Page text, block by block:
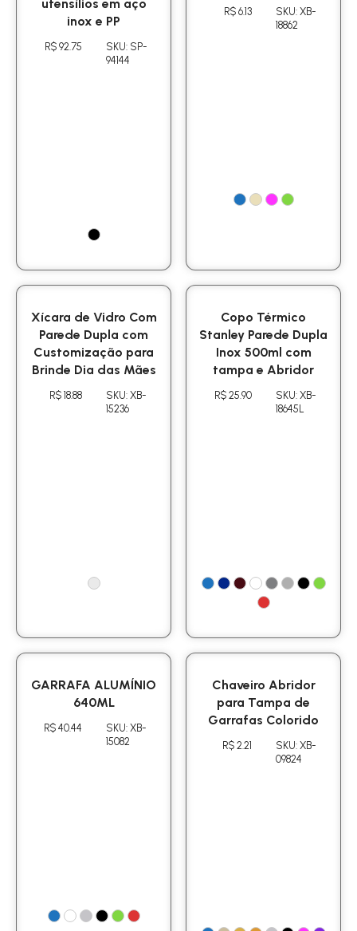
utensílios em aço
inox e PP
R$ 92.75
SKU: SP-
94144
R$ 6.13
SKU: XB-
18862
Xícara de Vidro Com
Parede Dupla com
Customização para
Brinde Dia das Mães
R$ 18.88
SKU: XB-
15236
Copo Térmico
Stanley Parede Dupla
Inox 500ml com
tampa e Abridor
R$ 25.90
SKU: XB-
18645L
GARRAFA ALUMÍNIO
640ML
R$ 40.44
SKU: XB-
15082
Chaveiro Abridor
para Tampa de
Garrafas Colorido
R$ 2.21
SKU: XB-
09824